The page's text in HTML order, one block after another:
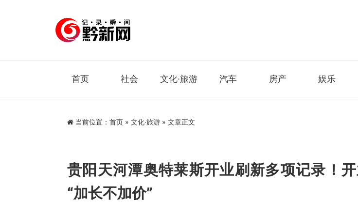
首页 社会 文化·旅游 汽车 房产 娱乐
当前位置： 首页 » 文化·旅游 » 文章正文
贵阳天河潭奥特莱斯开业刷新多项记录！
“加长不加价”